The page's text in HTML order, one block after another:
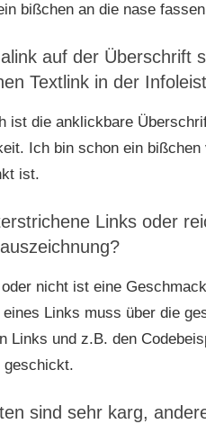
bißchen an die nase
auf der Überschrift
Textlink in der
ist die anklickbare
Ich bin schon ein
ist.
Links oder
nicht ist eine
Links muss über die
Links und z.B. den
geschickt.
sind sehr karg,